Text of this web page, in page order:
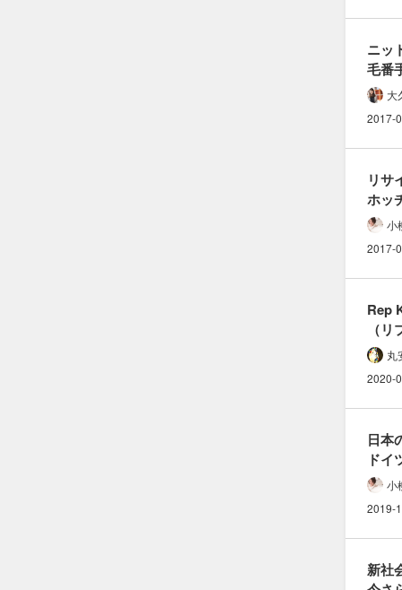
ニッ
毛番
適正
計算
大
2017-
リサ
ホッ
外さ
問題
本音
小
2017-
Rep
（
縫い
ニッ
丸
2020-
日本
ドイ
可愛
「デ
とは
小
2019-
新社